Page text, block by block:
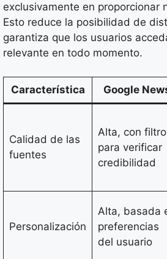
exclusivamente en proporcionar
Esto reduce la posibilidad de
garantiza que los usuarios
relevante en todo momento.
Característica Google
Calidad de las
fuentes
Alta, con
para verificar
credibilidad
Personalización
Alta, basada
preferencias
del usuario